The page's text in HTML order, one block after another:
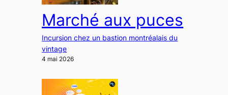
Marché aux puces
Incursion chez un bastion montréalais du
vintage
4 mai 2026